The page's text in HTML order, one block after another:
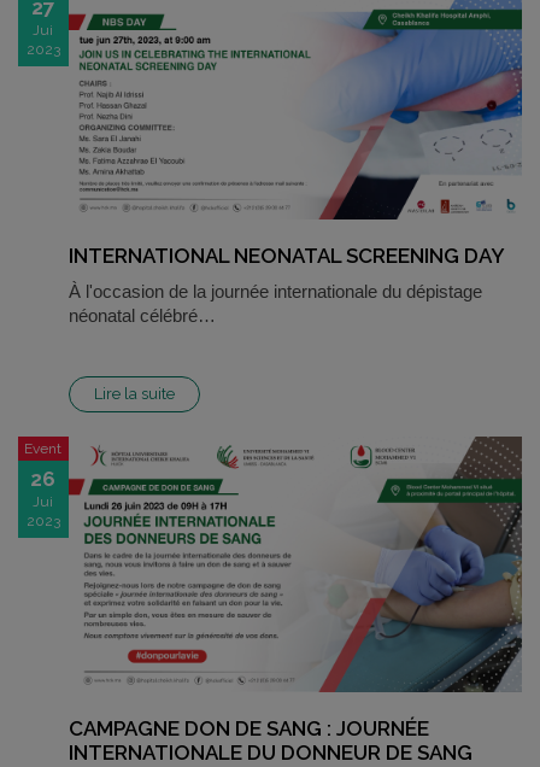
27
Jui
2023
INTERNATIONAL NEONATAL SCREENING DAY
À l'occasion de la journée internationale du dépistage
néonatal célébré…
Lire la suite
Event
26
Jui
2023
CAMPAGNE DON DE SANG : JOURNÉE
INTERNATIONALE DU DONNEUR DE SANG